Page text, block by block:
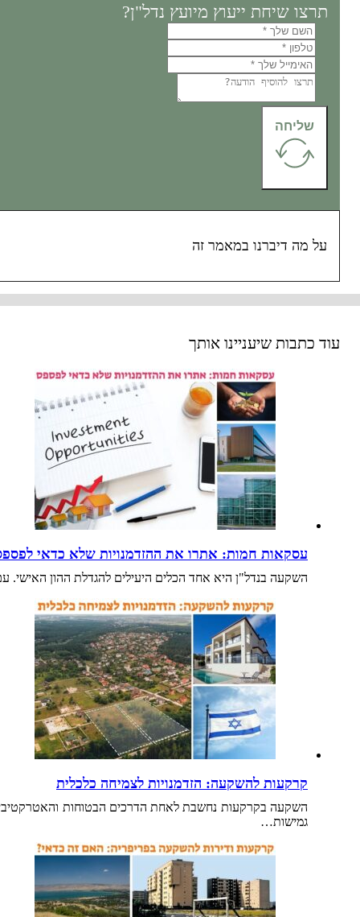
תרצו שיחת ייעוץ מיועץ נדל"ן?
שליחה
על מה דיברנו במאמר זה
עוד כתבות שיעניינו אותך
עסקאות חמות: אתרו את ההזדמנויות שלא כדאי
השקעה בנדל"ן היא אחד הכלים היעילים להגדלת ההון
קרקעות להשקעה: הזדמנויות לצמיחה כלכלית
השקעה בקרקעות נחשבת לאחת הדרכים הבטוחות
גמישות…